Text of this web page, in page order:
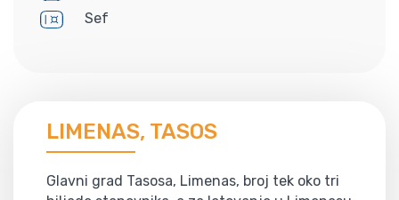
Sef
LIMENAS, TASOS
Glavni grad Tasosa, Limenas, broj tek oko tri